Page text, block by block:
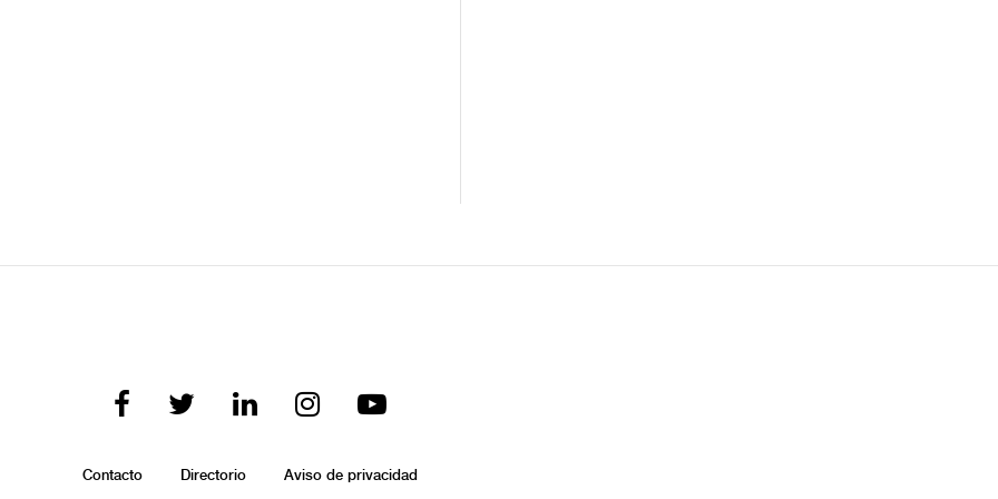
Contacto Directorio Aviso de privacidad